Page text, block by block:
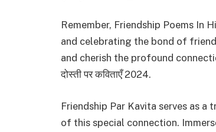
Remember, Friendship Poems In
and celebrating the bond of
and cherish the profound
दोस्ती पर कविताएँ 2024.
Friendship Par Kavita serves as
of this special connection.